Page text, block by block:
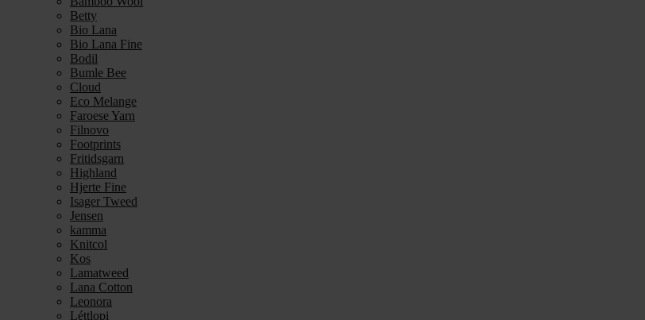
Betty
Bio Lana
Bio Lana Fine
Bodil
Bumle Bee
Cloud
Eco Melange
Faroese Yarn
Filnovo
Footprints
Fritidsgarn
Highland
Hjerte Fine
Isager Tweed
Jensen
kamma
Knitcol
Kos
Lamatweed
Lana Cotton
Leonora
Léttlopi